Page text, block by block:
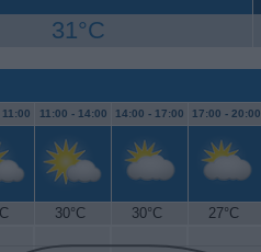
31°C
11:00 11:00 - 14:00 14:00 - 17:00 17:00 - 20:00
30°C 30°C 27°C